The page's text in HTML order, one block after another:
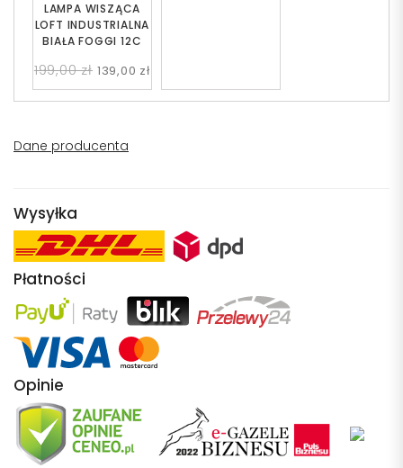
LAMPA WISZĄCA
LOFT INDUSTRIALNA
BIAŁA FOGGI 12C
199,00 zł 139,00 zł
Dane producenta
Wysyłka
Płatności
Opinie